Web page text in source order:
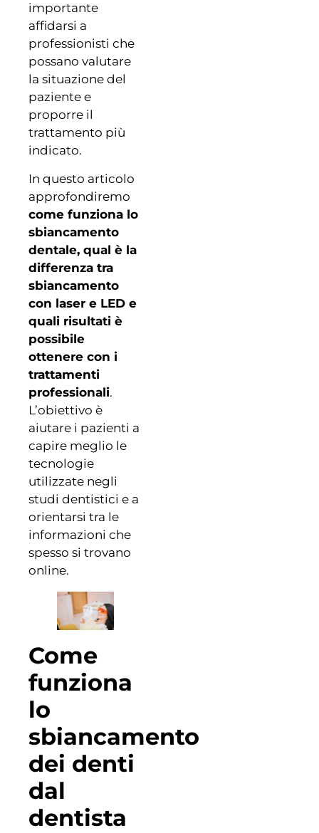
importante
affidarsi a
professionisti che
possano valutare
la situazione del
paziente e
proporre il
trattamento più
indicato.
In questo articolo
approfondiremo
come funziona lo
sbiancamento
dentale, qual è la
differenza tra
sbiancamento
con laser e LED e
quali risultati è
possibile
ottenere con i
trattamenti
professionali.
L’obiettivo è
aiutare i pazienti a
capire meglio le
tecnologie
utilizzate negli
studi dentistici e a
orientarsi tra le
informazioni che
spesso si trovano
online.
Come
funziona
lo
sbiancamento
dei denti
dal
dentista